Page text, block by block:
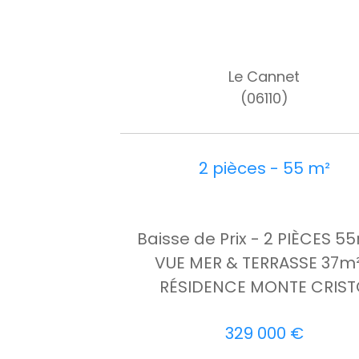
Le Cannet
(06110)
2 pièces - 55 m²
Baisse de Prix - 2 PIÈCES
VUE MER & TERRASSE
RÉSIDENCE MONTE
329 000 €